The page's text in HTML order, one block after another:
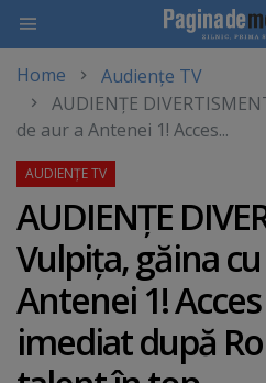
main
content
Home
Audiențe TV
AUDIENŢE
de aur a Antenei 1! Acces...
AUDIENŢE
Vulpiţa, găina
Antenei 1!
imediat după